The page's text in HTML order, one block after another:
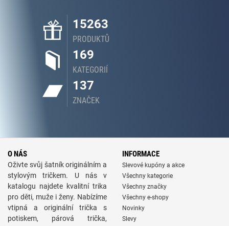
15263
PRODUKTŮ
169
KATEGORIÍ
137
ZNAČEK
O NÁS
Oživte svůj šatník originálním a
stylovým tričkem. U nás v
katalogu najdete kvalitní trika
pro děti, muže i ženy. Nabízíme
vtipná a originální trička s
potiskem, párová trička,
INFORMACE
Slevové kupóny a akce
Všechny kategorie
Všechny značky
Všechny e-shopy
Novinky
Slevy